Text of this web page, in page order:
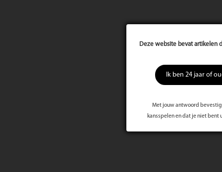
Deze website bevat artikelen
Ik ben 24 jaar of
Met jouw antwoord bevestig
kansspelen en dat je niet bent